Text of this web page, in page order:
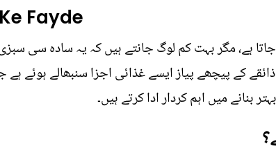
Fayde
ہے، مگر بہت کم لوگ جانتے ہیں کہ یہ سادہ سی
کے پیچھے پیاز ایسے غذائی اجزا سنبھالے ہوئے
بنانے میں اہم کردار ادا کرتے ہیں۔